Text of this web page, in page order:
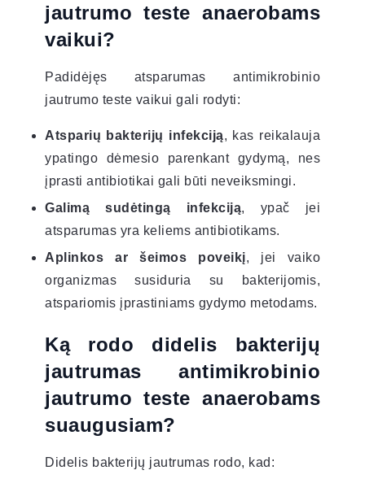
jautrumo teste anaerobams
vaikui?
Padidėjęs atsparumas antimikrobinio
jautrumo teste vaikui gali rodyti:
Atsparių bakterijų infekciją, kas reikalauja
ypatingo dėmesio parenkant gydymą, nes
įprasti antibiotikai gali būti neveiksmingi.
Galimą sudėtingą infekciją, ypač jei
atsparumas yra keliems antibiotikams.
Aplinkos ar šeimos poveikį, jei vaiko
organizmas susiduria su bakterijomis,
atspariomis įprastiniams gydymo metodams.
Ką rodo didelis bakterijų
jautrumas antimikrobinio
jautrumo teste anaerobams
suaugusiam?
Didelis bakterijų jautrumas rodo, kad: